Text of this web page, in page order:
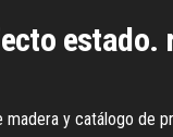
estado.
y catálogo de